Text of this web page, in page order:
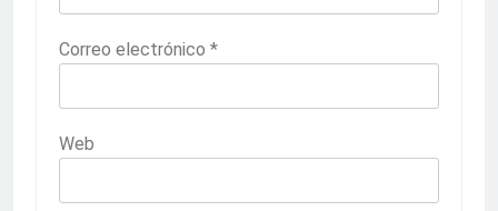
Correo electrónico *
Web